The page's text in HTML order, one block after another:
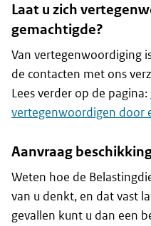
Laat u zich
gemachtigde?
Van vertegenwoordiging
de contacten met ons
Lees verder op de pagina:
vertegenwoordigen door
Aanvraag
Weten hoe de
van u denkt, en dat vast
gevallen kunt u dan een